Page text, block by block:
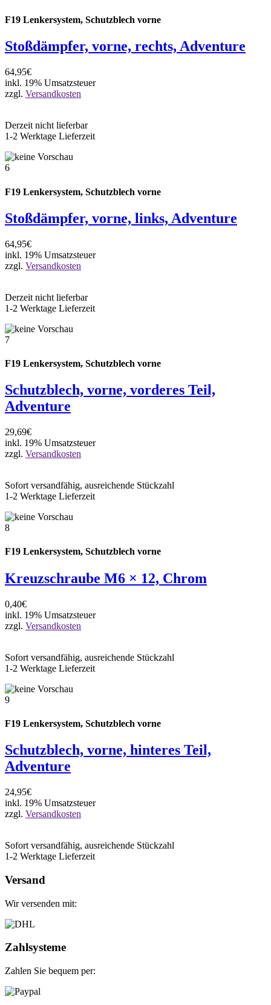
F19 Lenkersystem, Schutzblech vorne
Stoßdämpfer, vorne, rechts, Adventure
64,95€
inkl. 19% Umsatzsteuer
zzgl. Versandkosten
Derzeit nicht lieferbar
1-2 Werktage Lieferzeit
6
F19 Lenkersystem, Schutzblech vorne
Stoßdämpfer, vorne, links, Adventure
64,95€
inkl. 19% Umsatzsteuer
zzgl. Versandkosten
Derzeit nicht lieferbar
1-2 Werktage Lieferzeit
7
F19 Lenkersystem, Schutzblech vorne
Schutzblech, vorne, vorderes Teil,
Adventure
29,69€
inkl. 19% Umsatzsteuer
zzgl. Versandkosten
Sofort versandfähig, ausreichende Stückzahl
1-2 Werktage Lieferzeit
8
F19 Lenkersystem, Schutzblech vorne
Kreuzschraube M6 × 12, Chrom
0,40€
inkl. 19% Umsatzsteuer
zzgl. Versandkosten
Sofort versandfähig, ausreichende Stückzahl
1-2 Werktage Lieferzeit
9
F19 Lenkersystem, Schutzblech vorne
Schutzblech, vorne, hinteres Teil,
Adventure
24,95€
inkl. 19% Umsatzsteuer
zzgl. Versandkosten
Sofort versandfähig, ausreichende Stückzahl
1-2 Werktage Lieferzeit
Versand
Wir versenden mit:
Zahlsysteme
Zahlen Sie bequem per: